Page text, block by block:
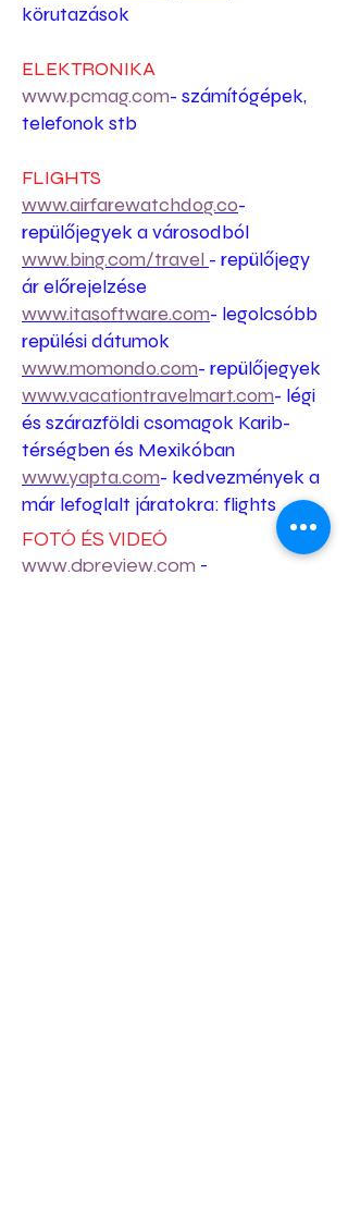
körutazások
ELEKTRONIKA
www.pcmag.com- számítógépek,
telefonok stb
FLIGHTS
www.airfarewatchdog.co-
repülőjegyeka városodból
www.bing.com/travel - repülőjegy
ár előrejelzése
www.itasoftware.com- legolcsóbb
repülési dátumok
www.momondo.com- repülőjegyek
www.vacationtravelmart.com- légi
és szárazföldi csomagok Karib-
térségben és Mexikóban
www.yapta.com- kedvezmények a
már lefoglalt járatokra: flights
FOTÓ ÉS VIDEÓ
www.dpreview.com -